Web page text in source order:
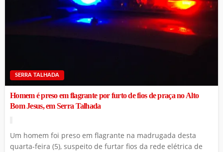
SERRA TALHADA
Homem é preso em flagrante por furto de fios de praça no Alto
Bom Jesus, em Serra Talhada
Um homem foi preso em flagrante na madrugada desta
quarta-feira (5), suspeito de furtar fios da rede elétrica de